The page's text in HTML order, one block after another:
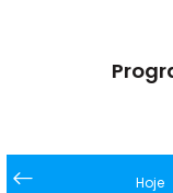
Hoje